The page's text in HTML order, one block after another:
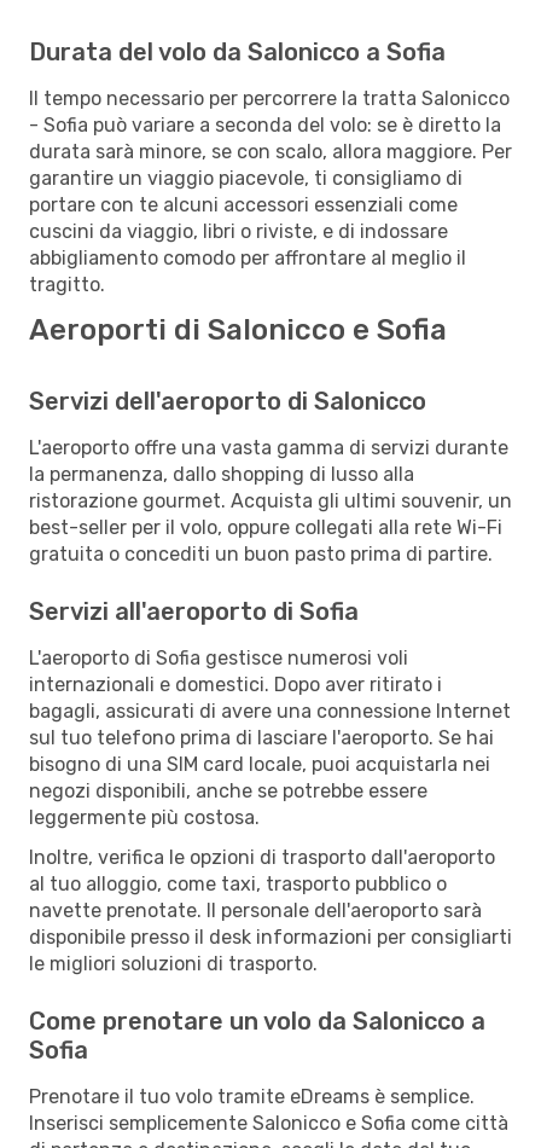
Durata del volo da Salonicco a Sofia
Il tempo necessario per percorrere la tratta Salonicco
- Sofia può variare a seconda del volo: se è diretto la
durata sarà minore, se con scalo, allora maggiore. Per
garantire un viaggio piacevole, ti consigliamo di
portare con te alcuni accessori essenziali come
cuscini da viaggio, libri o riviste, e di indossare
abbigliamento comodo per affrontare al meglio il
tragitto.
Aeroporti di Salonicco e Sofia
Servizi dell'aeroporto di Salonicco
L'aeroporto offre una vasta gamma di servizi durante
la permanenza, dallo shopping di lusso alla
ristorazione gourmet. Acquista gli ultimi souvenir, un
best-seller per il volo, oppure collegati alla rete Wi-Fi
gratuita o concediti un buon pasto prima di partire.
Servizi all'aeroporto di Sofia
L'aeroporto di Sofia gestisce numerosi voli
internazionali e domestici. Dopo aver ritirato i
bagagli, assicurati di avere una connessione Internet
sul tuo telefono prima di lasciare l'aeroporto. Se hai
bisogno di una SIM card locale, puoi acquistarla nei
negozi disponibili, anche se potrebbe essere
leggermente più costosa.
Inoltre, verifica le opzioni di trasporto dall'aeroporto
al tuo alloggio, come taxi, trasporto pubblico o
navette prenotate. Il personale dell'aeroporto sarà
disponibile presso il desk informazioni per consigliarti
le migliori soluzioni di trasporto.
Come prenotare un volo da Salonicco a
Sofia
Prenotare il tuo volo tramite eDreams è semplice.
Inserisci semplicemente Salonicco e Sofia come città